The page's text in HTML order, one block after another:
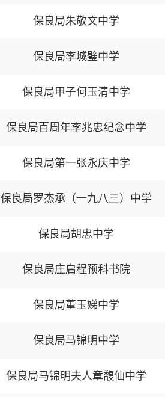
保良局朱敬文中学
保良局李城璧中学
保良局甲子何玉清中学
保良局百周年李兆忠纪念中学
保良局第一张永庆中学
保良局罗杰承（一九八三）中学
保良局胡忠中学
保良局庄启程预科书院
保良局董玉娣中学
保良局马锦明中学
保良局马锦明夫人章馥仙中学